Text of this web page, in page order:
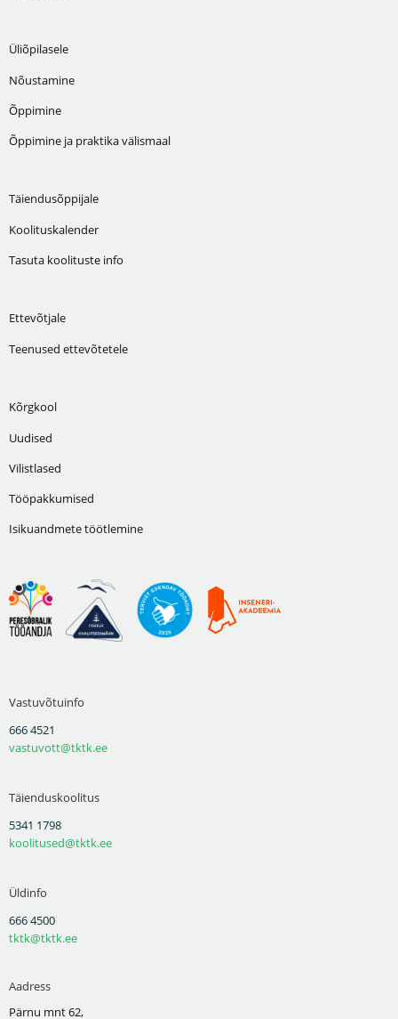
Üliõpilasele
Nõustamine
Õppimine
Õppimine ja praktika välismaal
Täiendusõppijale
Koolituskalender
Tasuta koolituste info
Ettevõtjale
Teenused ettevõtetele
Kõrgkool
Uudised
Vilistlased
Tööpakkumised
Isikuandmete töötlemine
Vastuvõtuinfo
666 4521
vastuvott@tktk.ee
Täienduskoolitus
5341 1798
koolitused@tktk.ee
Üldinfo
666 4500
tktk@tktk.ee
Aadress
Pärnu mnt 62,